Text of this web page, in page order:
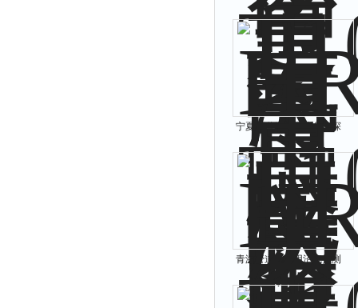
器
宁夏管道管路用液化气探
测器
青海管道管路用沼气探测
器